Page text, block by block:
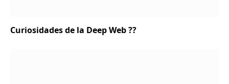
Curiosidades de la Deep Web ?‍?